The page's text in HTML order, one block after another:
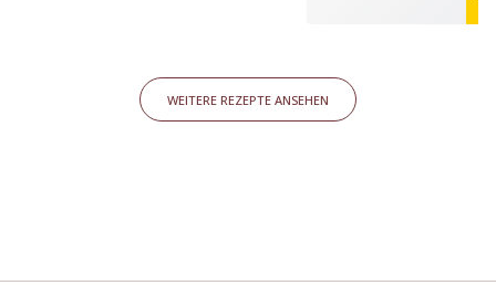
WEITERE REZEPTE ANSEHEN